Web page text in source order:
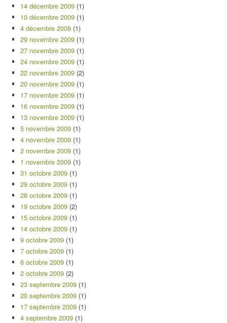
14 décembre 2009 (1)
10 décembre 2009 (1)
4 décembre 2009 (1)
29 novembre 2009 (1)
27 novembre 2009 (1)
24 novembre 2009 (1)
22 novembre 2009 (2)
20 novembre 2009 (1)
17 novembre 2009 (1)
16 novembre 2009 (1)
13 novembre 2009 (1)
5 novembre 2009 (1)
4 novembre 2009 (1)
2 novembre 2009 (1)
1 novembre 2009 (1)
31 octobre 2009 (1)
29 octobre 2009 (1)
28 octobre 2009 (1)
19 octobre 2009 (2)
15 octobre 2009 (1)
14 octobre 2009 (1)
9 octobre 2009 (1)
7 octobre 2009 (1)
6 octobre 2009 (1)
2 octobre 2009 (2)
23 septembre 2009 (1)
20 septembre 2009 (1)
17 septembre 2009 (1)
4 septembre 2009 (1)